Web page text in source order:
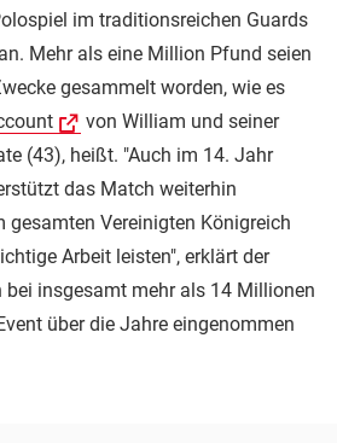
im traditionsreichen Guards
Mehr als eine Million Pfund seien
gesammelt worden, wie es
von William und seiner
(43), heißt. "Auch im 14. Jahr
das Match weiterhin
gesamten Vereinigten Königreich
Arbeit leisten", erklärt der
bei insgesamt mehr als 14 Millionen
über die Jahre eingenommen